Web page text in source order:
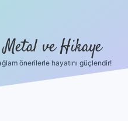
Metal ve Hikaye
önerilerle hayatını güçlendir!